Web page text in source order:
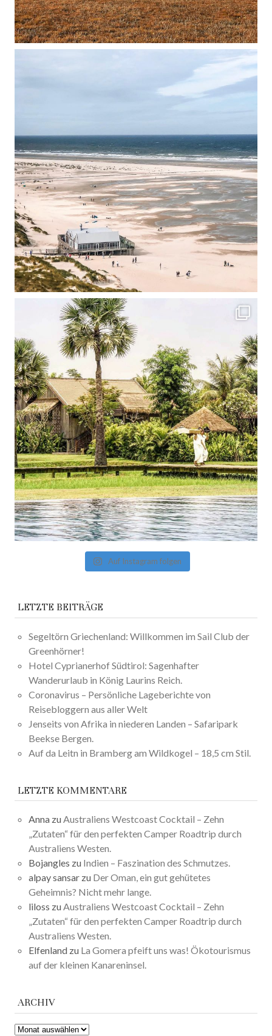
Auf Instagram folgen
LETZTE BEITRÄGE
Segeltörn Griechenland: Willkommen im Sail Club der
Greenhörner!
Hotel Cyprianerhof Südtirol: Sagenhafter
Wanderurlaub in König Laurins Reich.
Coronavirus – Persönliche Lageberichte von
Reisebloggern aus aller Welt
Jenseits von Afrika in niederen Landen – Safaripark
Beekse Bergen.
Auf da Leitn in Bramberg am Wildkogel – 18,5 cm Stil.
LETZTE KOMMENTARE
Anna zuAustraliens Westcoast Cocktail – Zehn
„Zutaten“ für den perfekten Camper Roadtrip durch
Australiens Westen.
Bojangles zu Indien – Faszination des Schmutzes.
alpay sansar zu Der Oman, ein gut gehütetes
Geheimnis? Nicht mehr lange.
liloss zuAustraliens Westcoast Cocktail – Zehn
„Zutaten“ für den perfekten Camper Roadtrip durch
Australiens Westen.
Elfenland zu La Gomera pfeift uns was! Ökotourismus
auf der kleinen Kanareninsel.
ARCHIV
ARCHIV